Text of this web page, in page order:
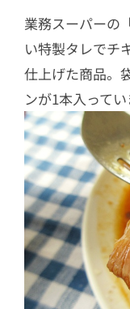
業務スーパーの
い特製タレでチ
仕上げた商品。
ンが1本入ってい